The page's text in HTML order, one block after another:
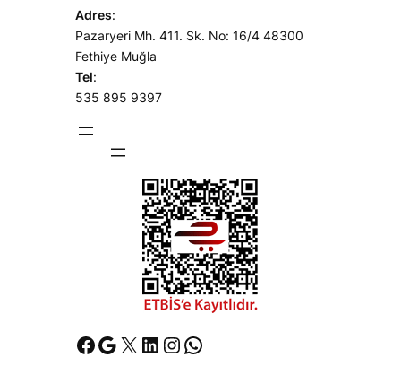
Adres:
Pazaryeri Mh. 411. Sk. No: 16/4 48300
Fethiye Muğla
Tel:
535 895 9397
Facebook Google X LinkedIn Instagram WhatsApp